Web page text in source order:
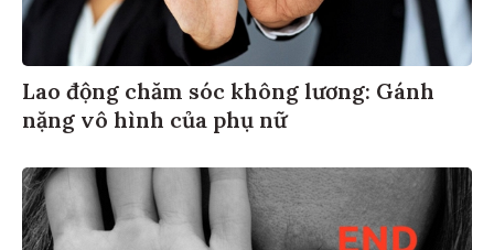
Lao động chăm sóc không lương: Gánh
nặng vô hình của phụ nữ